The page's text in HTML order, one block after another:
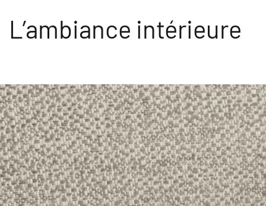
L’ambiance intérieure